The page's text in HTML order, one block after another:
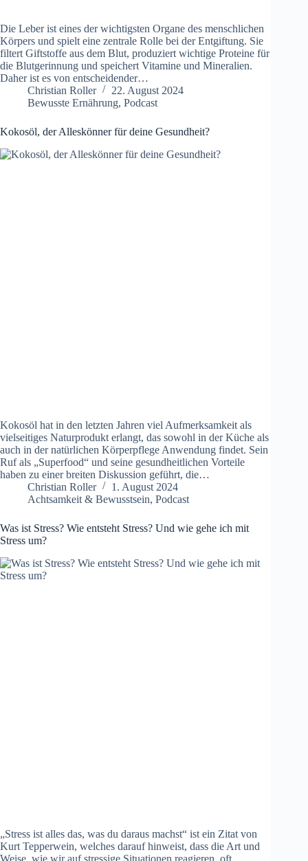
Die Leber ist eines der wichtigsten Organe des menschlichen
Körpers und spielt eine zentrale Rolle bei der Entgiftung. Sie
filtert Giftstoffe aus dem Blut, produziert wichtige Proteine für
die Blutgerinnung und speichert Vitamine und Mineralien.
Daher ist es von entscheidender…
Christian Roller
22. August 2024
Bewusste Ernährung, Podcast
Kokosöl, der Alleskönner für deine Gesundheit?
Kokosöl hat in den letzten Jahren viel Aufmerksamkeit als
vielseitiges Naturprodukt erlangt, das sowohl in der Küche als
auch in der natürlichen Körperpflege Anwendung findet. Sein
Ruf als „Superfood“ und seine gesundheitlichen Vorteile
haben zu einer breiten Diskussion geführt, die…
Christian Roller
1. August 2024
Achtsamkeit & Bewusstsein, Podcast
Was ist Stress? Wie entsteht Stress? Und wie gehe ich mit
Stress um?
„Stress ist alles das, was du daraus machst“ ist ein Zitat von
Kurt Tepperwein, welches darauf hinweist, dass die Art und
Weise, wie wir auf stressige Situationen reagieren, oft